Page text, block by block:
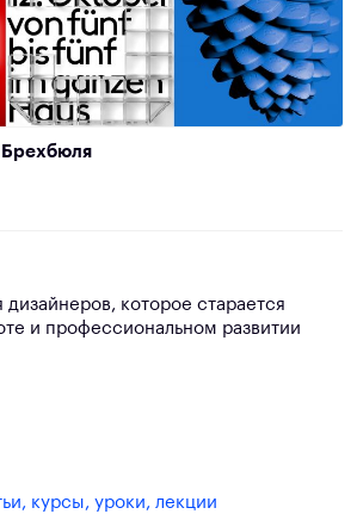
Брехбюля
которое старается
и профессиональном развитии
курсы, уроки, лекции